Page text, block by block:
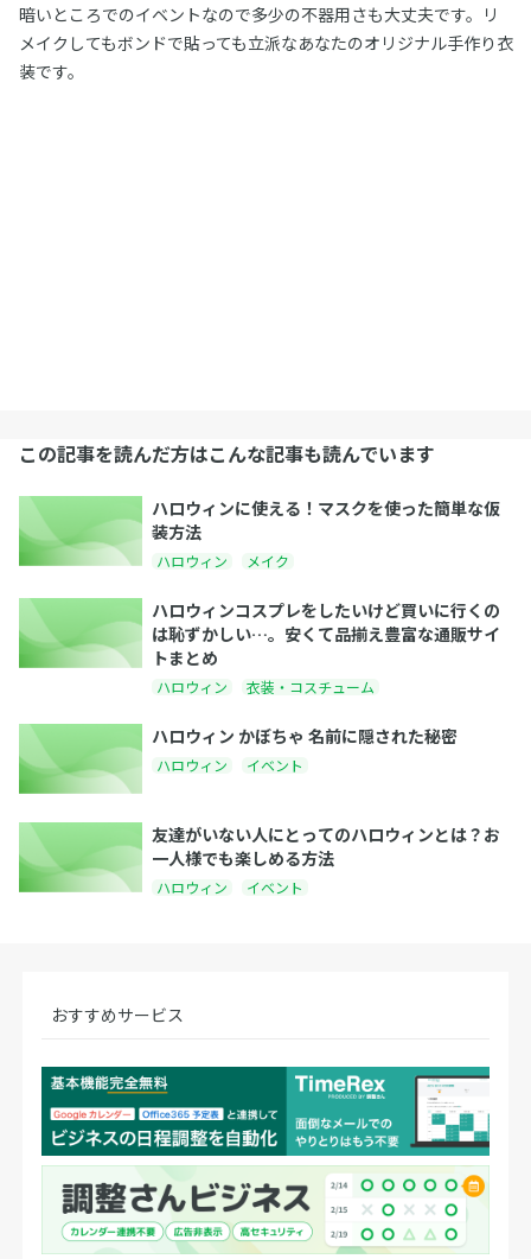
暗いところでのイベントなので多少の不器用さも大丈夫です。リ
メイクしてもボンドで貼っても立派なあなたのオリジナル手作り衣
装です。
この記事を読んだ方はこんな記事も読んでいます
ハロウィンに使える！マスクを使った簡単な仮
装方法
ハロウィン メイク
ハロウィンコスプレをしたいけど買いに行くの
は恥ずかしい…。安くて品揃え豊富な通販サイ
トまとめ
ハロウィン 衣装・コスチューム
ハロウィン かぼちゃ 名前に隠された秘密
ハロウィン イベント
友達がいない人にとってのハロウィンとは？お
一人様でも楽しめる方法
ハロウィン イベント
おすすめサービス